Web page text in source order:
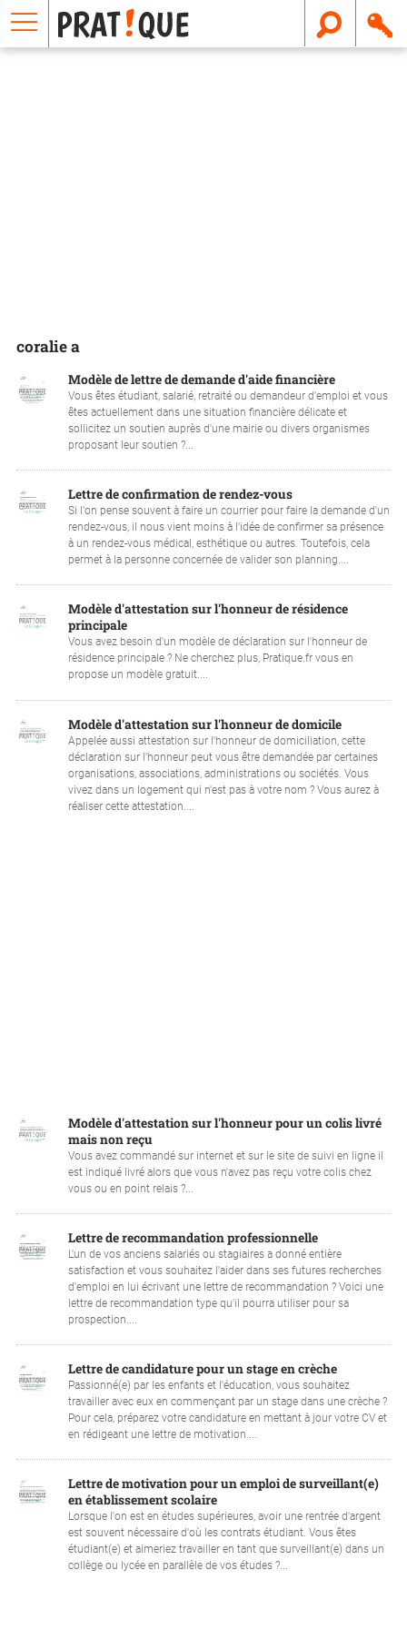
coralie a
Modèle de lettre de demande d'aide financière
Vous êtes étudiant, salarié, retraité ou demandeur d'emploi et vous
êtes actuellement dans une situation financière délicate et
sollicitez un soutien auprès d'une mairie ou divers organismes
proposant leur soutien ?...
Lettre de confirmation de rendez-vous
Si l'on pense souvent à faire un courrier pour faire la demande d'un
rendez-vous, il nous vient moins à l'idée de confirmer sa présence
à un rendez-vous médical, esthétique ou autres. Toutefois, cela
permet à la personne concernée de valider son planning....
Modèle d'attestation sur l'honneur de résidence
principale
Vous avez besoin d'un modèle de déclaration sur l'honneur de
résidence principale ? Ne cherchez plus, Pratique.fr vous en
propose un modèle gratuit....
Modèle d'attestation sur l'honneur de domicile
Appelée aussi attestation sur l'honneur de domiciliation, cette
déclaration sur l'honneur peut vous être demandée par certaines
organisations, associations, administrations ou sociétés. Vous
vivez dans un logement qui n'est pas à votre nom ? Vous aurez à
réaliser cette attestation....
Modèle d'attestation sur l'honneur pour un colis livré
mais non reçu
Vous avez commandé sur internet et sur le site de suivi en ligne il
est indiqué livré alors que vous n'avez pas reçu votre colis chez
vous ou en point relais ?...
Lettre de recommandation professionnelle
L'un de vos anciens salariés ou stagiaires a donné entière
satisfaction et vous souhaitez l'aider dans ses futures recherches
d'emploi en lui écrivant une lettre de recommandation ? Voici une
lettre de recommandation type qu'il pourra utiliser pour sa
prospection....
Lettre de candidature pour un stage en crèche
Passionné(e) par les enfants et l'éducation, vous souhaitez
travailler avec eux en commençant par un stage dans une crèche ?
Pour cela, préparez votre candidature en mettant à jour votre CV et
en rédigeant une lettre de motivation....
Lettre de motivation pour un emploi de surveillant(e)
en établissement scolaire
Lorsque l'on est en études supérieures, avoir une rentrée d'argent
est souvent nécessaire d'où les contrats étudiant. Vous êtes
étudiant(e) et aimeriez travailler en tant que surveillant(e) dans un
collège ou lycée en parallèle de vos études ?...
E
m
a